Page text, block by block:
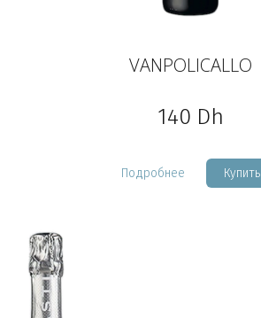
VANPOLICALLO
140 Dh
Подробнее Купить